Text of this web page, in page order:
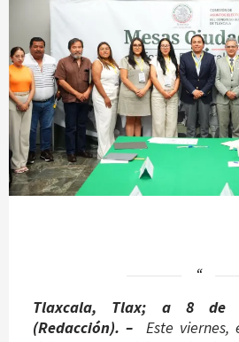
Tlaxcala, Tlax; a 8 de
(Redacción). – Este viernes,